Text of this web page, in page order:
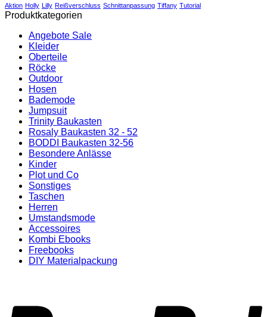
Aktion Holly Lilly Reißverschluss Schnittanpassung Tiffany Tutorial
Produktkategorien
Angebote Sale
Kleider
Oberteile
Röcke
Outdoor
Hosen
Bademode
Jumpsuit
Trinity Baukasten
Rosaly Baukasten 32 - 52
BODDI Baukasten 32-56
Besondere Anlässe
Kinder
Plot und Co
Sonstiges
Taschen
Herren
Umstandsmode
Accessoires
Kombi Ebooks
Freebooks
DIY Materialpackung